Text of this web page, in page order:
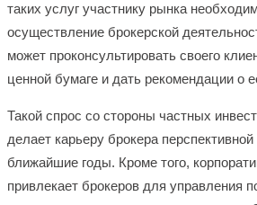
таких услуг участнику рынка
осуществление брокерской
может проконсультировать своего
ценной бумаге и дать рекомендации о
Такой спрос со стороны частных
делает карьеру брокера
ближайшие годы. Кроме того,
привлекает брокеров для управления